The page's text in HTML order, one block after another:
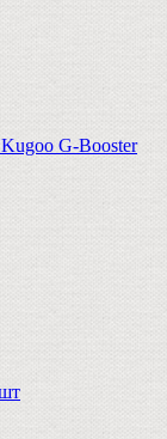
G-Booster